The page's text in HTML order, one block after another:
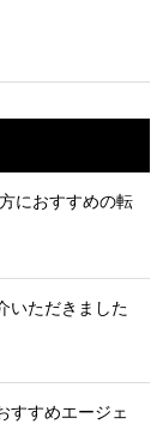
におすすめの転
いただきました
すすめエージェ